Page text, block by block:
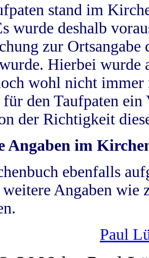
stand im
wurde deshalb
zur
Hierbei wurde
wohl nicht
für den Taufpaten
der Richtigkeit
Angaben im
ebenfalls
Angaben wie
Paul